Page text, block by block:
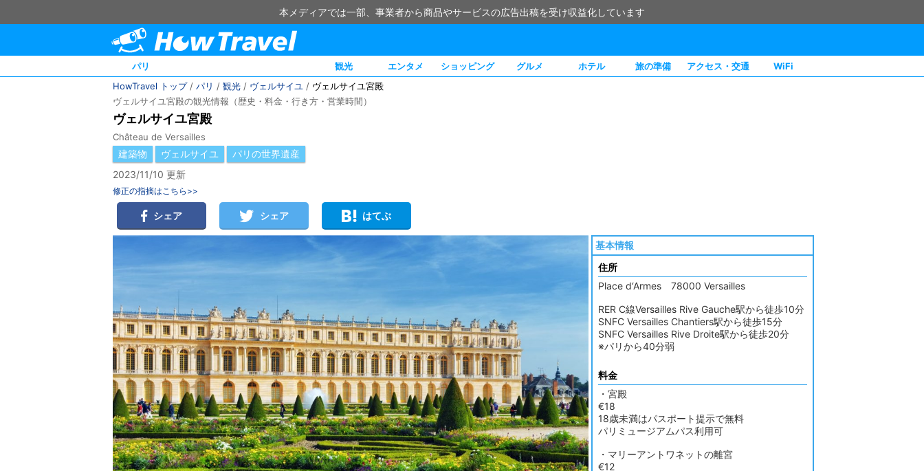
本メディアでは一部、事業者から商品やサービスの広告出稿を受け収益化しています
パリ 観光 エンタメ ショッピング グルメ ホテル 旅の準備 アクセス・交通
WiFi
HowTravel トップ/ パリ / 観光 / ヴェルサイユ / ヴェルサイユ宮殿
ヴェルサイユ宮殿の観光情報（歴史・料金・行き方・営業時間）
ヴェルサイユ宮殿
Château de Versailles
建築物 ヴェルサイユ
パリの世界遺産
2023/11/10 更新
修正の指摘はこちら>>
シェア シェア はてぶ
基本情報
住所
Place d‘Armes 78000 Versailles
RER C線Versailles Rive Gauche駅から徒歩10分
SNFC Versailles Chantiers駅から徒歩15分
SNFC Versailles Rive Droite駅から徒歩20分
※パリから40分弱
料金
・宮殿
€18
18歳未満はパスポート提示で無料
パリミュージアムパス利用可
・マリーアントワネットの離宮
€12